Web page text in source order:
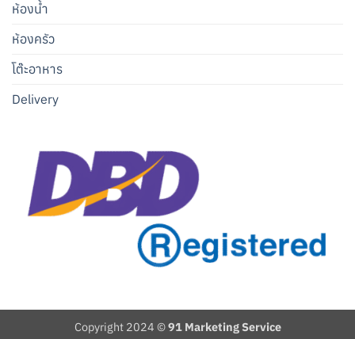
ห้องน้ำ
ห้องครัว
โต๊ะอาหาร
Delivery
Copyright 2024 ©91 Marketing Service